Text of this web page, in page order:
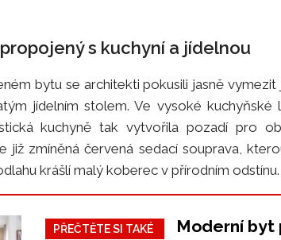
s kuchyní a jídelnou
bytu se architekti pokusili jasně
jídelním stolem. Ve vysoké kuchyňské
kuchyně tak vytvořila pozadí pro
již zmíněná červená sedací souprava,
krášlí malý koberec v přírodním odstínu.
PŘEČTĚTE SI TAKÉ Moderní byt